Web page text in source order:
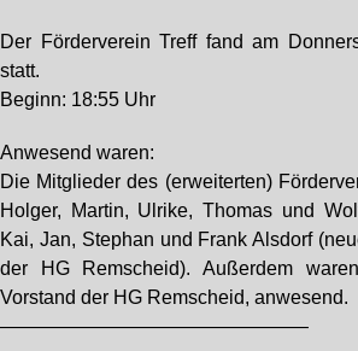
Der Förderverein Treff fand am
statt.
Beginn: 18:55 Uhr
Anwesend waren:
Die Mitglieder des (erweiterten)
Holger, Martin, Ulrike, Thomas und
Kai, Jan, Stephan und Frank Alsdorf
der HG Remscheid). Außerdem
Vorstand der HG Remscheid, anwesend.
————————————————